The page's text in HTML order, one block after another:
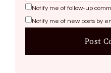
Notify me of follow-up
Notify me of new posts by